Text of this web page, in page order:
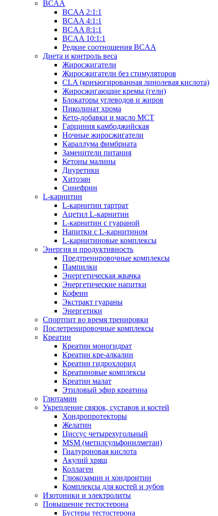
BCAA
BCAA 2:1:1
BCAA 4:1:1
BCAA 8:1:1
BCAA 10:1:1
Редкие соотношения BCAA
Диета и контроль веса
Жиросжигатели
Жиросжигатели без стимуляторов
CLA (конъюгированная линолевая кислота)
Жиросжигающие кремы (гели)
Блокаторы углеводов и жиров
Пиколинат хрома
Кето-добавки и масло МСТ
Гарциния камбоджийская
Ночные жиросжигатели
Караллума фимбриата
Заменители питания
Кетоны малины
Диуретики
Хитозан
Синефрин
L-карнитин
L-карнитин тартрат
Ацетил L-карнитин
L-карнитин с гуараной
Напитки c L-карнитином
L-карнитиновые комплексы
Энергия и продуктивность
Предтренировочные комплексы
Пампилки
Энергетическая жвачка
Энергетические напитки
Кофеин
Экстракт гуараны
Энергетики
Спортпит во время тренировки
Послетренировочные комплексы
Креатин
Креатин моногидрат
Креатин кре-алкалин
Креатин гидрохлорид
Креатиновые комплексы
Креатин малат
Этиловый эфир креатина
Глютамин
Укрепление связок, суставов и костей
Хондропротекторы
Желатин
Циссус четырехугольный
MSM (метилсульфонилметан)
Гиалуроновая кислота
Акулий хрящ
Коллаген
Глюкозамин и хондроитин
Комплексы для костей и зубов
Изотоники и электролиты
Повышение тестостерона
Бустеры тестостерона